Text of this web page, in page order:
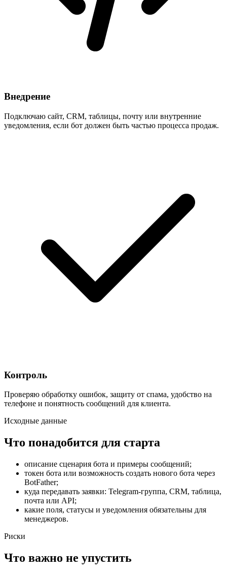
Внедрение
Подключаю сайт, CRM, таблицы, почту или внутренние
уведомления, если бот должен быть частью процесса продаж.
Контроль
Проверяю обработку ошибок, защиту от спама, удобство на
телефоне и понятность сообщений для клиента.
Исходные данные
Что понадобится для старта
описание сценария бота и примеры сообщений;
токен бота или возможность создать нового бота через
BotFather;
куда передавать заявки: Telegram-группа, CRM, таблица,
почта или API;
какие поля, статусы и уведомления обязательны для
менеджеров.
Риски
Что важно не упустить